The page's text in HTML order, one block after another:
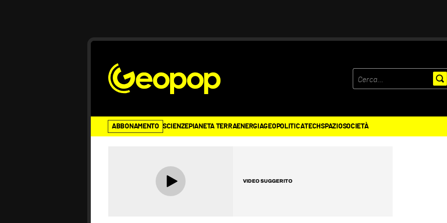
ABBONAMENTO SCIENZEPIANETA TERRAENERGIAGEOPOLITICATECHSPAZIOSOCIETÀ
VIDEO SUGGERITO